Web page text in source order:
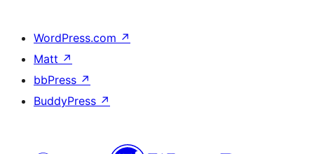
WordPress.com ↗
Matt ↗
bbPress ↗
BuddyPress ↗